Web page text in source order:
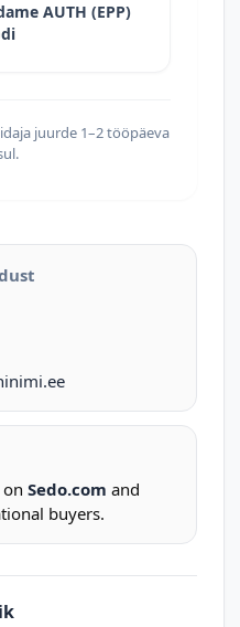
AUTH (EPP)
juurde 1–2 tööpäeva
Sedo.com and
buyers.